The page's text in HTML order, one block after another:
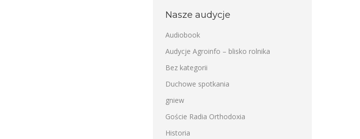
Nasze audycje
Audiobook
Audycje Agroinfo – blisko rolnika
Bez kategorii
Duchowe spotkania
gniew
Goście Radia Orthodoxia
Historia